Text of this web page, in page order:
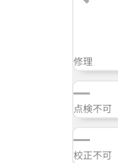
修理
点検不可
校正不可